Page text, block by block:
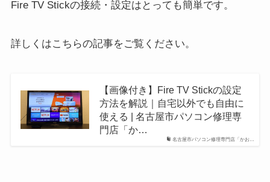
Fire TV Stickの接続・設定はとっても簡単です。
詳しくはこちらの記事をご覧ください。
名古屋市パソコン修理専門店「かお…
【画像付き】Fire TV Stickの設定
方法を解説｜自宅以外でも自由に
使える | 名古屋市パソコン修理専
門店「か…